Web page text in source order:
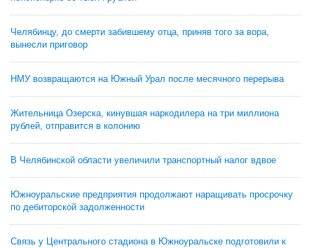
Челябинцу, до смерти забившему отца, приняв того за вора,
вынесли приговор
НМУ возвращаются на Южный Урал после месячного перерыва
Жительница Озерска, кинувшая наркодилера на три миллиона
рублей, отправится в колонию
В Челябинской области увеличили транспортный налог вдвое
Южноуральские предприятия продолжают наращивать просрочку
по дебиторской задолженности
Связь у Центрального стадиона в Южноуральске подготовили к